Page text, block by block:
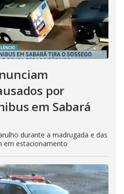
por
em Sabará
durante a madrugada e das
em estacionamento